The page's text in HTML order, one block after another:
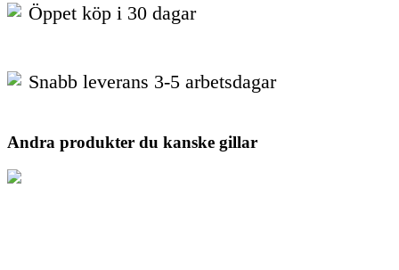
Öppet köp i 30 dagar
Snabb leverans 3-5 arbetsdagar
Andra produkter du kanske gillar